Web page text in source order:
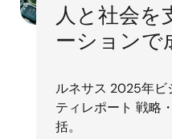
人と社会を
ーションで
ルネサス 2025年ビ
ティレポート 戦略
括。